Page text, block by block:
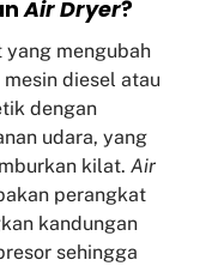
Air Dryer?
mengubah
diesel atau
dengan
udara, yang
kilat.Air
perangkat
kandungan
sehingga